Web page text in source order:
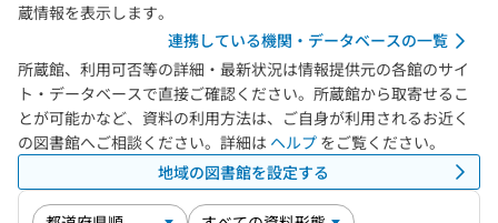
蔵情報を表示します。
連携している機関・データベースの一覧
所蔵館、利用可否等の詳細・最新状況は情報提供元の各館のサイ
ト・データベースで直接ご確認ください。所蔵館から取寄せるこ
とが可能かなど、資料の利用方法は、ご自身が利用されるお近く
の図書館へご相談ください。詳細は ヘルプ をご覧ください。
地域の図書館を設定する